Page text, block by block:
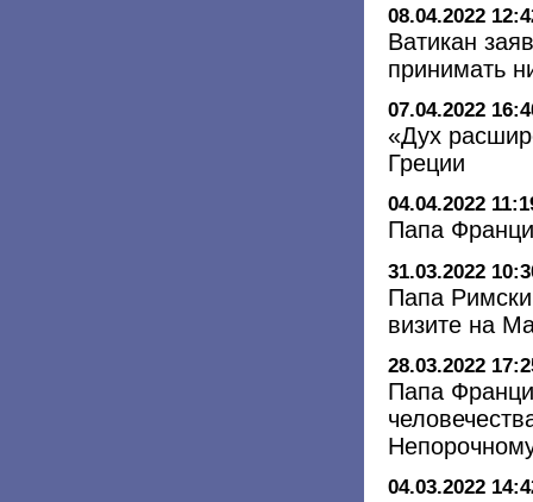
08.04.2022
Ватикан
принимать
07.04.2022
«Дух
Греции
04.04.2022
Папа
31.03.2022
Папа
визите на
28.03.2022
Папа
04.03.2022